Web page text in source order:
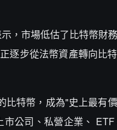
，市場低估了比特幣財
逐步從法幣資產轉向比
比特幣，成為"史上最有
公司、私營企業、 ETF